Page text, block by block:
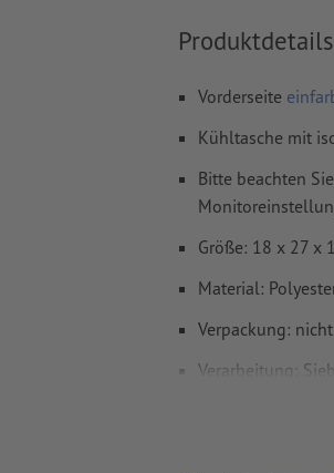
Produktdetails
Vorderseite
Kühltasche mit
Bitte beachten
Größe: 18 x 27 x
Material:
Verpackung:
Verarbeitung: